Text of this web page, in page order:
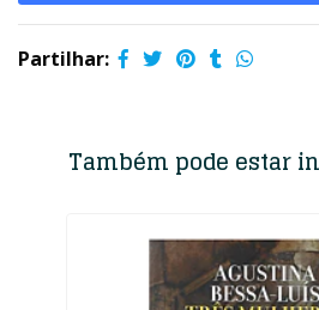
Partilhar:
Também pode estar